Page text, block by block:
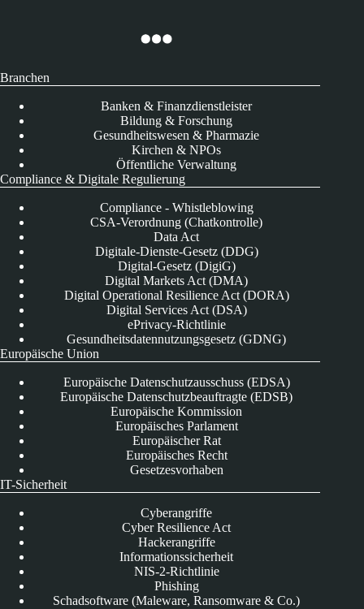
Branchen
Banken & Finanzdienstleister
Bildung & Forschung
Gesundheitswesen & Pharmazie
Kirchen & NPOs
Öffentliche Verwaltung
Compliance & Digitale Regulierung
Compliance - Whistleblowing
CSA-Verordnung (Chatkontrolle)
Data Act
Digitale-Dienste-Gesetz (DDG)
Digital-Gesetz (DigiG)
Digital Markets Act (DMA)
Digital Operational Resilience Act (DORA)
Digital Services Act (DSA)
ePrivacy-Richtlinie
Gesundheitsdatennutzungsgesetz (GDNG)
Europäische Union
Europäische Datenschutzausschuss (EDSA)
Europäische Datenschutzbeauftragte (EDSB)
Europäische Kommission
Europäisches Parlament
Europäischer Rat
Europäisches Recht
Gesetzesvorhaben
IT-Sicherheit
Cyberangriffe
Cyber Resilience Act
Hackerangriffe
Informationssicherheit
NIS-2-Richtlinie
Phishing
Schadsoftware (Maleware, Ransomware & Co.)